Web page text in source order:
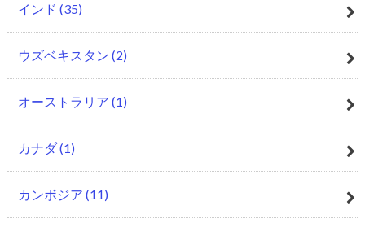
インド (35)
ウズベキスタン (2)
オーストラリア (1)
カナダ(1)
カンボジア (11)